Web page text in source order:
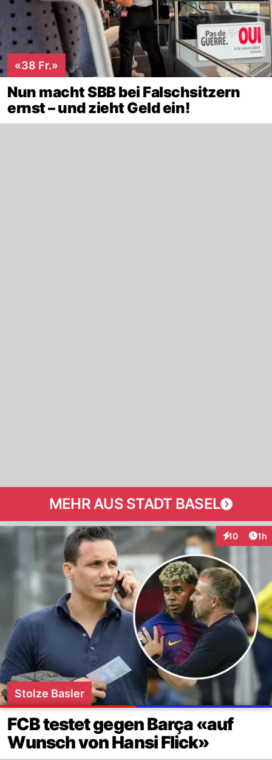
«38 Fr.»
Nun macht SBB bei Falschsitzern
ernst – und zieht Geld ein!
MEHR AUS STADT BASEL
10 1h
Stolze Basler
FCB testet gegen Barça «auf
Wunsch von Hansi Flick»